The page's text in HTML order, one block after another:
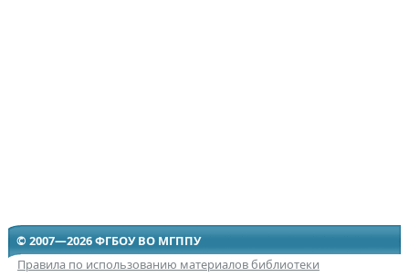
© 2007—2026 ФГБОУ ВО МГППУ
Правила по использованию материалов библиотеки